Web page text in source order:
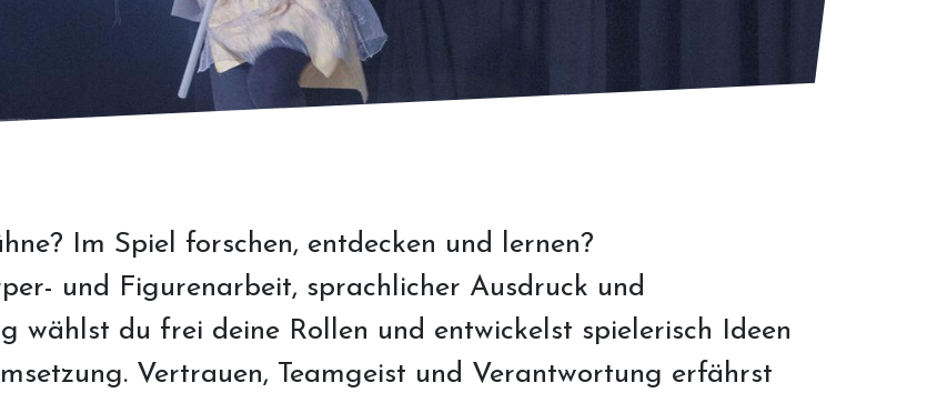
Im Spiel forschen, entdecken und lernen?
und Figurenarbeit, sprachlicher Ausdruck und
wählst du frei deine Rollen und entwickelst spielerisch Ideen
Vertrauen, Teamgeist und Verantwortung erfährst